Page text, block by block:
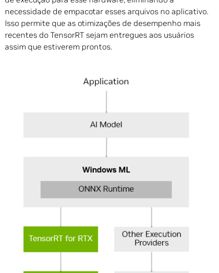
necessidade de empacotar esses arquivos no aplicativo.
Isso permite que as otimizações de desempenho mais
recentes do TensorRT sejam entregues aos usuários
assim que estiverem prontos.